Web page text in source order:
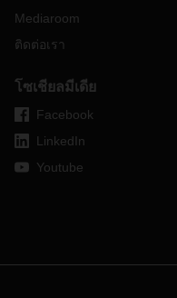
Mediaroom
ติดต่อเรา
โซเชียลมีเดีย
Facebook
LinkedIn
Youtube